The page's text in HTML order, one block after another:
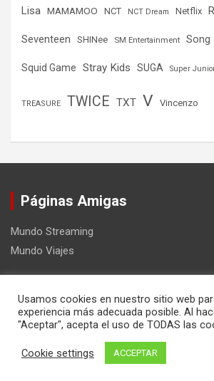
Lisa MAMAMOO NCT NCT Dream Netflix
Seventeen SHINee SM Entertainment Song
Squid Game Stray Kids SUGA Super
TREASURE TWICE TXT V Vincenzo
Páginas Amigas
Mundo Streaming
Mundo Viajes
Mundo Kpop
Funciona gracias a:
Usamos cookies en nuestro sitio web
experiencia más adecuada posible. Al
"Aceptar", acepta el uso de TODAS las
Cookie settings ACCEPTAR